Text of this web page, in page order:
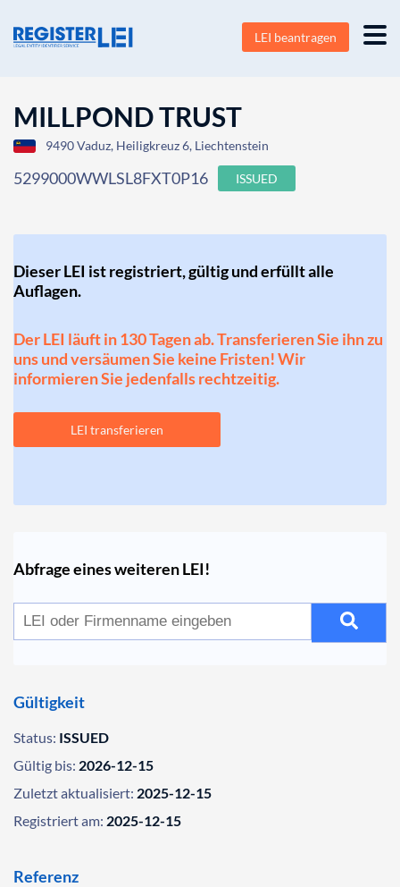
LEI beantragen
MILLPOND TRUST
9490 Vaduz, Heiligkreuz 6, Liechtenstein
5299000WWLSL8FXT0P16 ISSUED
Dieser LEI ist registriert, gültig und erfüllt alle
Auflagen.
Der LEI läuft in 130 Tagen ab. Transferieren Sie ihn zu
uns und versäumen Sie keine Fristen! Wir
informieren Sie jedenfalls rechtzeitig.
LEI transferieren
Abfrage eines weiteren LEI!
Gültigkeit
Status: ISSUED
Gültig bis: 2026-12-15
Zuletzt aktualisiert: 2025-12-15
Registriert am: 2025-12-15
Referenz